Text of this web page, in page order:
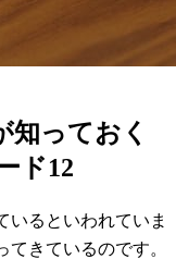
知っておく
ド12
いるといわれていま
きているのです。